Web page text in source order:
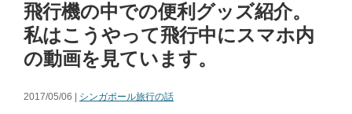
飛行機の中での便利グッズ紹介。
私はこうやって飛行中にスマホ内
の動画を見ています。
2017/05/06 | シンガポール旅行の話